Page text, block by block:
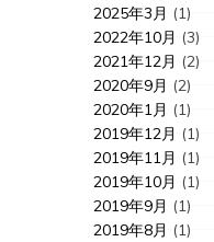
2025年3月 (1)
2022年10月 (3)
2021年12月 (2)
2020年9月 (2)
2020年1月 (1)
2019年12月 (1)
2019年11月 (1)
2019年10月 (1)
2019年9月 (1)
2019年8月 (1)